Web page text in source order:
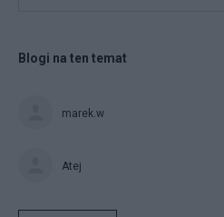
Blogi na ten temat
marek.w
Atej